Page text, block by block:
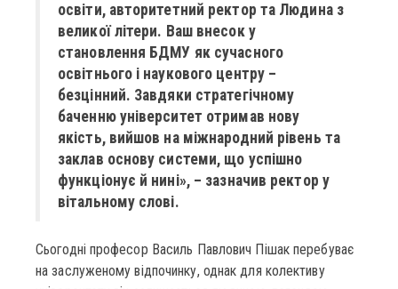
освіти, авторитетний ректор та Людина з
великої літери. Ваш внесок у
становлення БДМУ як сучасного
освітнього і наукового центру –
безцінний. Завдяки стратегічному
баченню університет отримав нову
якість, вийшов на міжнародний рівень та
заклав основу системи, що успішно
функціонує й нині», – зазначив ректор у
вітальному слові.
Сьогодні професор Василь Павлович Пішак перебуває
на заслуженому відпочинку, однак для колективу